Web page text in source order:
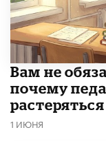
​Вам не
почему
растеряться
1 ИЮНЯ